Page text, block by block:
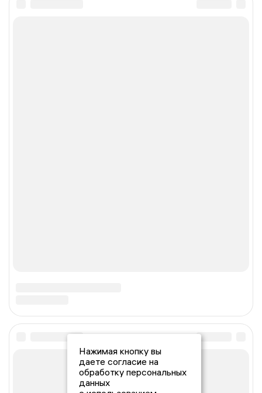
Нажимая кнопку вы
даете согласие на
обработку персональных
данных